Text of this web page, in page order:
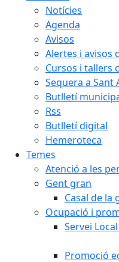
Notícies
Agenda
Avisos
Alertes i avisos
Cursos i tallers
Sequera a
Butlletí
Rss
Butlletí digital
Hemeroteca
Temes
Atenció a les
Gent gran
Casal de la
Ocupació i
Servei
Promoció